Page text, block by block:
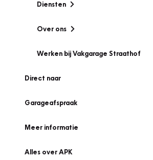
Diensten
Over ons
Werken bij Vakgarage Straathof
Direct naar
Garageafspraak
Meer informatie
Alles over APK